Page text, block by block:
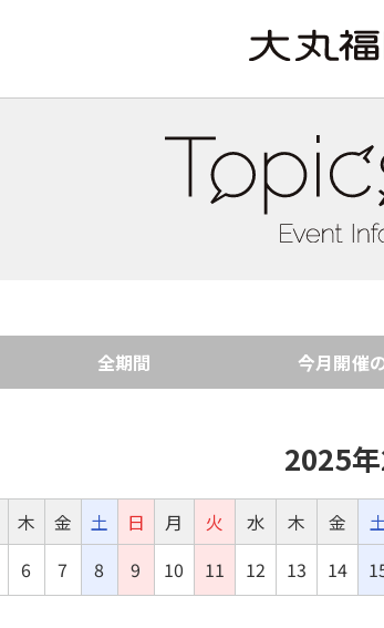
全期間 今月開催
2025
木 金 土 日 月 火 水 木 金
6 7 8 9 10 11 12 13 14